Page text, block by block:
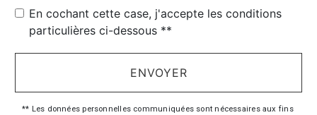
En cochant cette case, j'accepte les conditions
particulières ci-dessous **
ENVOYER
** Les données personnelles communiquées sont nécessaires aux fins